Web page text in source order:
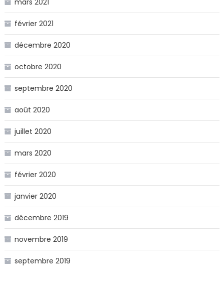
mars 2021
février 2021
décembre 2020
octobre 2020
septembre 2020
août 2020
juillet 2020
mars 2020
février 2020
janvier 2020
décembre 2019
novembre 2019
septembre 2019